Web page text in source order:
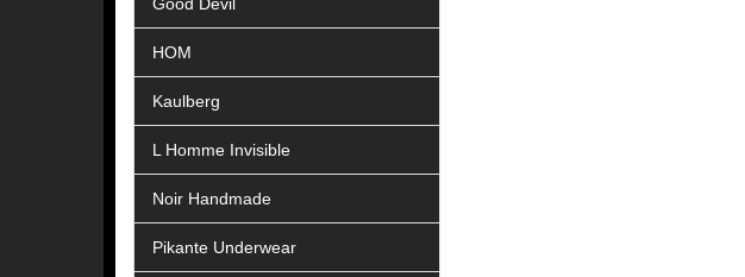
HOM
Kaulberg
L Homme Invisible
Noir Handmade
Pikante Underwear